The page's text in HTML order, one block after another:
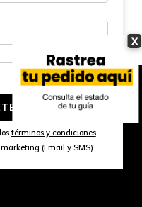
X
términos y condiciones
(Email y SMS)